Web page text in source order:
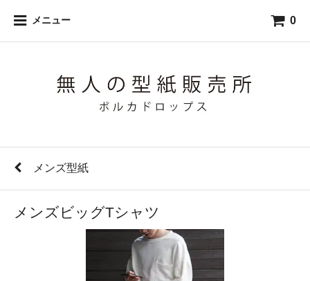
メニュー 0
メンズ型紙
メンズビッグTシャツ